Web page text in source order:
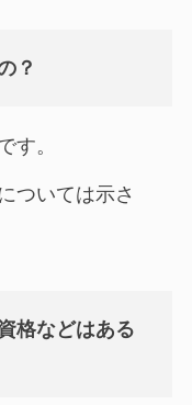
？
す。
ついては示さ
格などはある